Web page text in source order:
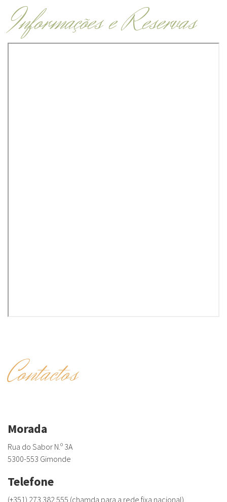
Informações e Reservas
Contactos
Morada
Rua do Sabor N.º 3A
5300-553 Gimonde
Telefone
(+351) 273 382 555 (chamda para a rede fixa nacional)